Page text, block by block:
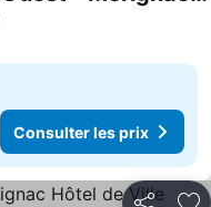
Consulter les prix